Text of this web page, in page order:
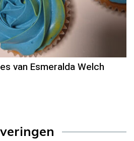
van Esmeralda Welch